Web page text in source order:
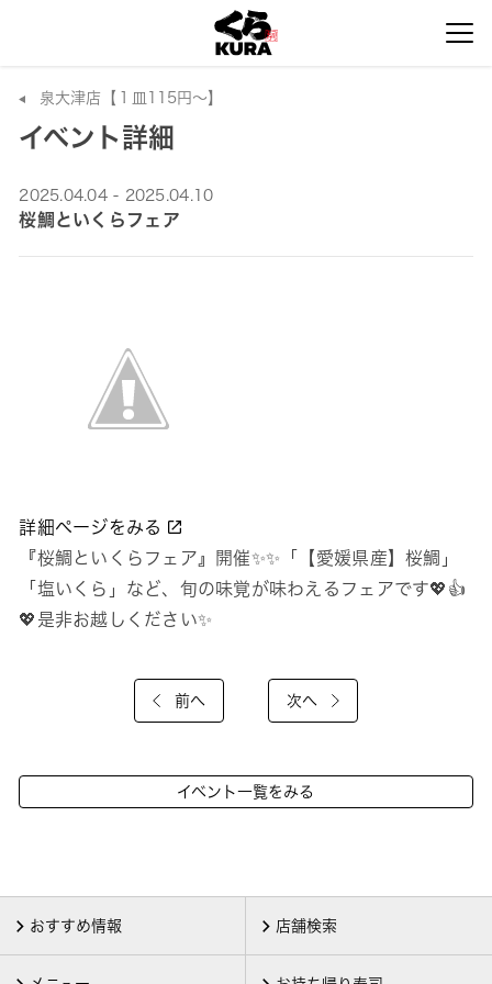
泉大津店【１皿115円～】
イベント詳細
2025.04.04 - 2025.04.10
桜鯛といくらフェア
詳細ページをみる
『桜鯛といくらフェア』開催✨✨「【愛媛県産】桜鯛」
「塩いくら」など、旬の味覚が味わえるフェアです💖👍
💖是非お越しください✨
前へ 次へ
イベント一覧をみる
おすすめ情報 店舗検索